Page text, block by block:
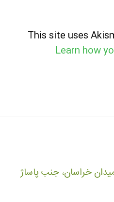
This site uses
Learn how
خراسان، جنب پاساژ